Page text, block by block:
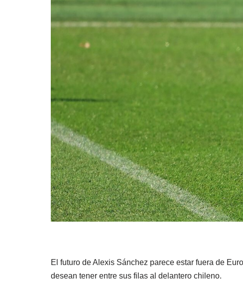
El futuro de Alexis Sánchez parece estar fuera de
desean tener entre sus filas al delantero chileno.